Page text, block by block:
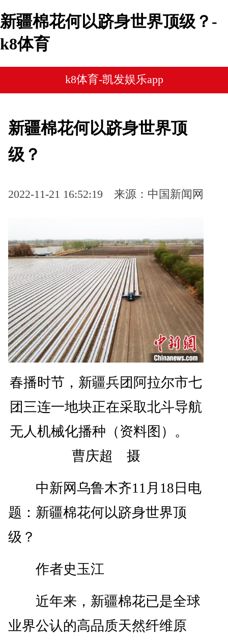
新疆棉花何以跻身世界顶级？-
k8体育
k8体育-凯发娱乐app
新疆棉花何以跻身世界顶
级？
2022-11-21 16:52:19 来源：中国新闻网
春播时节，新疆兵团阿拉尔市七
团三连一地块正在采取北斗导航
无人机械化播种（资料图）。
曹庆超 摄
中新网乌鲁木齐11月18日电
题：新疆棉花何以跻身世界顶
级？
作者史玉江
近年来，新疆棉花已是全球
业界公认的高品质天然纤维原